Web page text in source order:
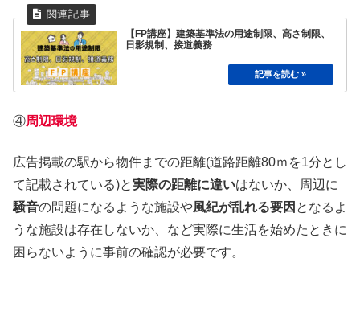
【FP講座】建築基準法の用途制限、高さ制限、
日影規制、接道義務
④周辺環境
広告掲載の駅から物件までの距離(道路距離80ｍを1分とし
て記載されている)と実際の距離に違いはないか、周辺に
騒音の問題になるような施設や風紀が乱れる要因 となるよ
うな施設は存在しないか、など実際に生活を始めたときに
困らないように事前の確認が必要です。